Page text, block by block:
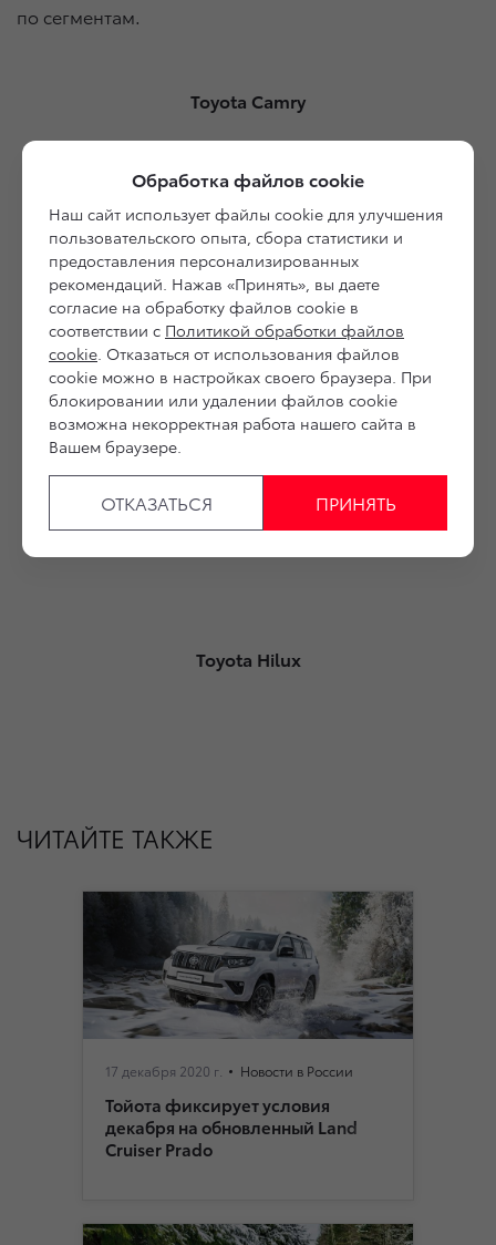
по сегментам.
Toyota Camry
Toyota Corolla
Toyota Land Cruiser 200
Toyota Land Cruiser Prado
Toyota Hilux
ЧИТАЙТЕ ТАКЖЕ
17 декабря 2020 г. Новости в России
Тойота фиксирует условия
декабря на обновленный Land
Cruiser Prado
Обработка файлов cookie
Наш сайт использует файлы cookie для улучшения
пользовательского опыта, сбора статистики и
предоставления персонализированных
рекомендаций. Нажав «Принять», вы даете
согласие на обработку файлов cookie в
соответствии с Политикой обработки файлов
cookie . Отказаться от использования файлов
cookie можно в настройках своего браузера. При
блокировании или удалении файлов cookie
возможна некорректная работа нашего сайта в
Вашем браузере.
ОТКАЗАТЬСЯ ПРИНЯТЬ